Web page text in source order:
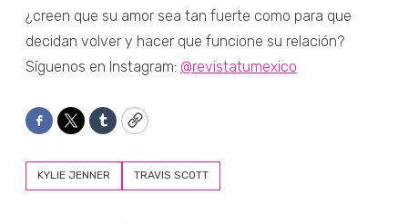
¿creen que su amor sea tan fuerte como para que
decidan volver y hacer que funcione su relación?
Síguenos en Instagram: @revistatumexico
Facebook
TwitterTumblrCopy
KYLIE JENNER TRAVIS SCOTT